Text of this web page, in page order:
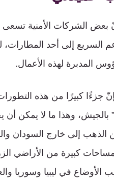
الشركات الأمنية تسعى
السريع إلى أحد
المدبرة لهذه الأعمال.
جزءًا كبيرًا من هذه
بالجيش، وهذا ما لا يمكن
إلى خارج السودان
كبيرة من الأراضي
الأوضاع في ليبيا وسوريا